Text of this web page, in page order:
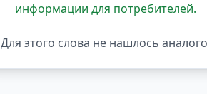
информации для потребителей.
Для этого слова не нашлось